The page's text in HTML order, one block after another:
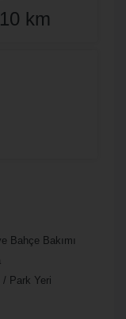
10 km
Bahçe Bakımı
/ Park Yeri